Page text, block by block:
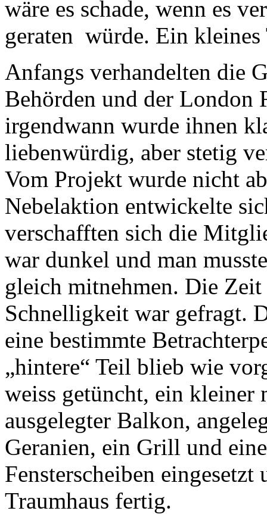
wäre es schade, wenn es
geraten würde. Ein kleines
Anfangs verhandelten die
Behörden und der London
irgendwann wurde ihnen
liebenwürdig, aber stetig
Vom Projekt wurde nicht
Nebelaktion entwickelte
verschafften sich die
war dunkel und man
gleich mitnehmen. Die
Schnelligkeit war gefragt.
eine bestimmte
„hintere“ Teil blieb wie
weiss getüncht, ein kleiner
ausgelegter Balkon,
Geranien, ein Grill und
Fensterscheiben
Traumhaus fertig.